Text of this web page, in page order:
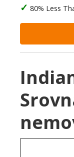
80% Less